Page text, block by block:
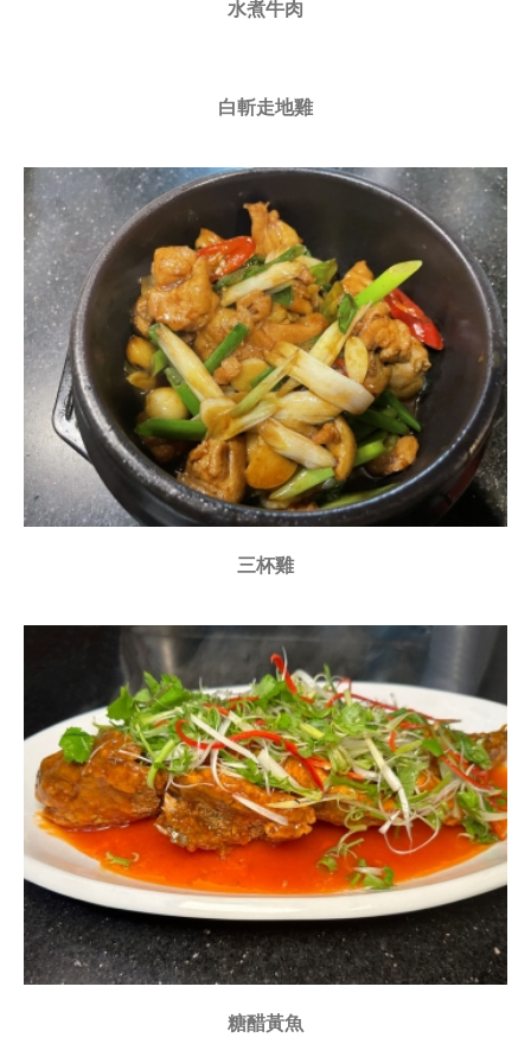
水煮牛肉
白斬走地雞
三杯雞
糖醋黃魚